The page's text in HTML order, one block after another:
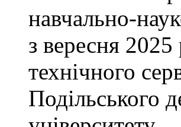
навчально-
з вересня
технічного
Подільського